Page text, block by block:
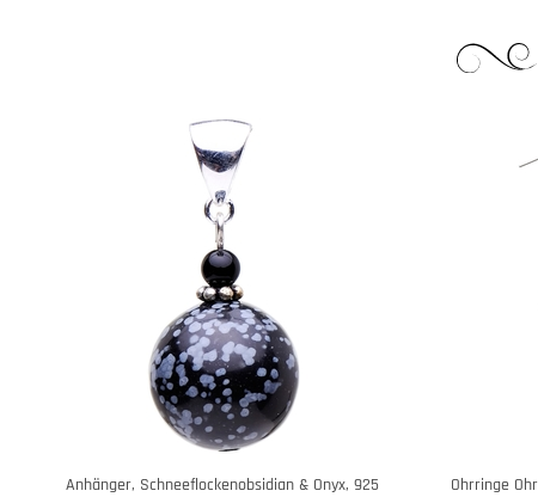
Anhänger, Schneeflockenobsidian & Onyx, 925
Ohrringe